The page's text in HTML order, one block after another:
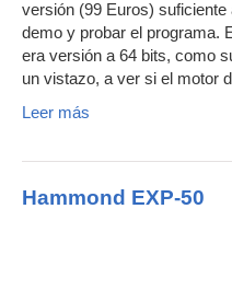
versión (99 Euros)
demo y probar el programa.
era versión a 64 bits, como
un vistazo, a ver si el motor
Leer más
Hammond EXP-50